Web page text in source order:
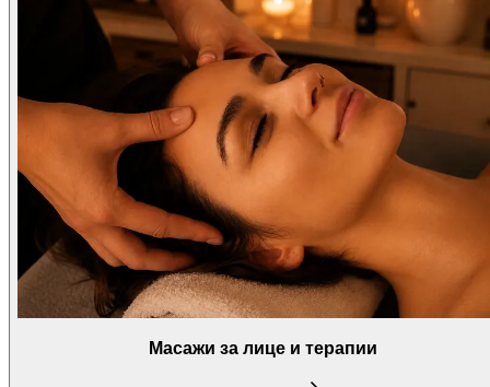
Масажи за лице и терапии